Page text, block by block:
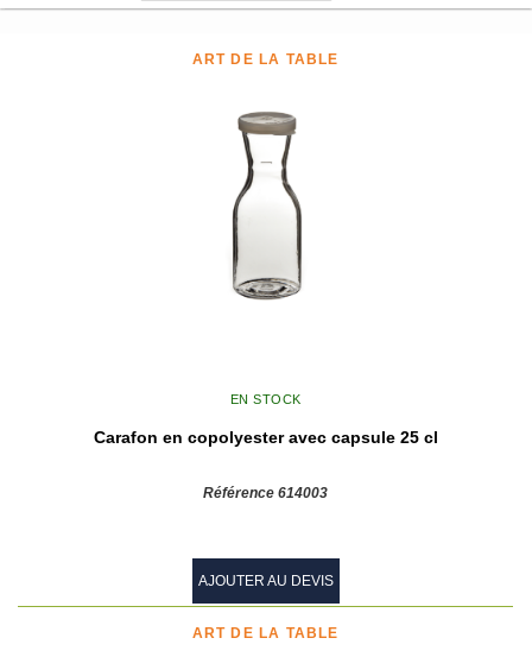
ART DE LA TABLE
EN STOCK
Carafon en copolyester avec capsule 25 cl
Référence 614003
AJOUTER AU DEVIS
ART DE LA TABLE